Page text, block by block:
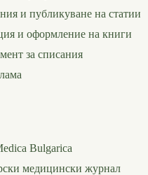
и публикуване на статии
и оформление на книги
за списания
Bulgarica
медицински журнал